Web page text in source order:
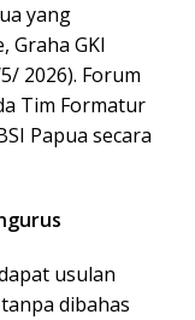
yang
Graha GKI
2026). Forum
Tim Formatur
Papua secara
usulan
dibahas